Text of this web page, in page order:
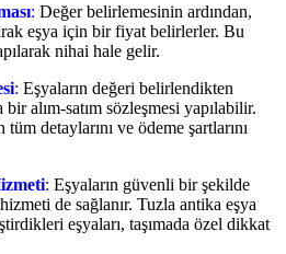
: Değer belirlemesinin ardından,
eşya için bir fiyat belirlerler. Bu
nihai hale gelir.
: Eşyaların değeri belirlendikten
bir alım-satım sözleşmesi yapılabilir.
detaylarını ve ödeme şartlarını
: Eşyaların güvenli bir şekilde
de sağlanır. Tuzla antika eşya
eşyaları, taşımada özel dikkat